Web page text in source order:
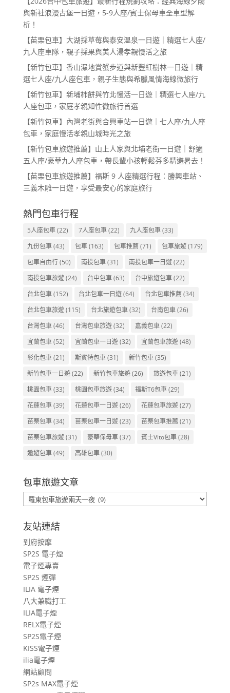
與新社浪漫古堡一日遊，5-9人座/賓士保母車全車型解
析！
【苗栗包車】大湖採草莓與泰安溫泉一日遊｜精選七人座/
九人座車隊，親子採果與美人湯孝親慢活之旅
【新竹包車】香山濕地賞蟹步道與新豐紅樹林一日遊｜精
選七人座/九人座包車，親子生態與希臘風情海線微旅行
【新竹包車】新埔柿餅與竹北慢活一日遊｜精選七人座/九
人座包車，家庭孝親知性微旅行首選
【新竹包車】內灣老街與合興車站一日遊｜七人座/九人座
包車，家庭慢活孝親山城時光之旅
【新竹包車旅遊推薦】山上人家與北埔老街一日遊｜舒適
五人座/豪華九人座包車，帶長輩小孩輕鬆芬多精避暑去！
【苗栗包車旅遊推薦】福斯 9 人座精選行程：勝興車站、
三義木雕一日遊，享受最安心的家庭旅行
熱門包車行程
5人座包車(22) 7人座包車(22) 九人座包車(33)
九份包車(43) 包車(163) 包車推薦(71) 包車旅遊(179)
包車自由行(50) 南投包車(31) 南投包車一日遊(22)
南投包車旅遊(24) 台中包車(63) 台中旅遊包車(22)
台北包車(152) 台北包車一日遊(64) 台北包車推薦(34)
台北包車旅遊(115) 台北旅遊包車(32) 台南包車(26)
台灣包車(46) 台灣包車旅遊(32) 嘉義包車(22)
宜蘭包車(52) 宜蘭包車一日遊(32) 宜蘭包車旅遊(48)
彰化包車(21) 斯賓特包車(31) 新竹包車(35)
新竹包車一日遊(22) 新竹包車旅遊(26) 旅遊包車(21)
桃園包車(33) 桃園包車旅遊(34) 福斯T6包車(29)
花蓮包車(39) 花蓮包車一日遊(26) 花蓮包車旅遊(27)
苗栗包車(34) 苗栗包車一日遊(23) 苗栗包車推薦(21)
苗栗包車旅遊(31) 豪華保母車(37) 賓士Vito包車(28)
遨遊包車(49) 高雄包車(30)
包車旅遊文章
包
車
旅
遊
文
章
友站連結
到府按摩
SP2S 電子煙
電子煙專賣
SP2S 煙彈
ILIA 電子煙
八大兼職打工
ILIA電子煙
RELX電子煙
SP2S電子煙
KISS電子煙
ilia電子煙
網站顧問
SP2s MAX電子煙